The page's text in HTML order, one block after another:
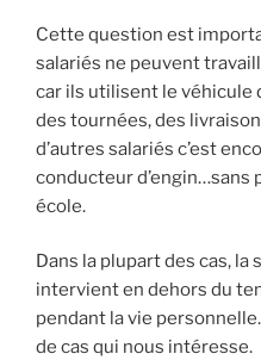
Cette question est
salariés ne peuvent
car ils utilisent le véhicule
des tournées, des
d’autres salariés c’est
conducteur d’engin…sans
école.
Dans la plupart des cas,
intervient en dehors du
pendant la vie
de cas qui nous intéresse.